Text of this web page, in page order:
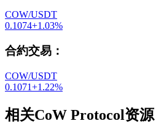
COW/USDT
0.1074+1.03%
合約交易 ：
COW/USDT
0.1071+1.22%
相关CoW Protocol资源